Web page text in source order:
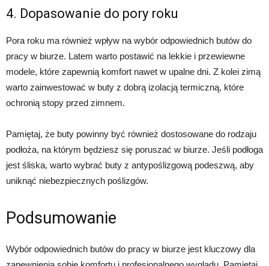
4. Dopasowanie do pory roku
Pora roku ma również wpływ na wybór odpowiednich butów do
pracy w biurze. Latem warto postawić na lekkie i przewiewne
modele, które zapewnią komfort nawet w upalne dni. Z kolei zimą
warto zainwestować w buty z dobrą izolacją termiczną, które
ochronią stopy przed zimnem.
Pamiętaj, że buty powinny być również dostosowane do rodzaju
podłoża, na którym będziesz się poruszać w biurze. Jeśli podłoga
jest śliska, warto wybrać buty z antypoślizgową podeszwą, aby
uniknąć niebezpiecznych poślizgów.
Podsumowanie
Wybór odpowiednich butów do pracy w biurze jest kluczowy dla